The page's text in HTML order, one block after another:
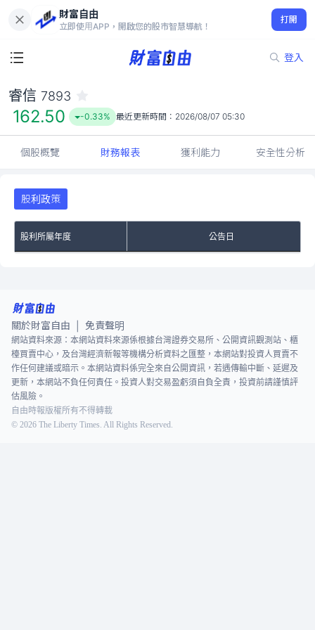
財富自由
立即使用APP，開啟您的股市智慧導航！
打開
登入
162.50
-0.33%
睿信 7893
162.50 -0.33% 最近更新時間： 2026/08/07 05:30
個股概覽 財務報表 獲利能力 安全性分析
股利政策
股利所屬年度 公告日
關於財富自由 免責聲明
網站資料來源：本網站資料來源係根據台灣證券交易所、公開資訊觀測站、櫃
檯買賣中心，及台灣經濟新報等機構分析資料之匯整，本網站對投資人買賣不
作任何建議或暗示。本網站資料係完全來自公開資訊，若遇傳輸中斷、延遲及
更新，本網站不負任何責任。投資人對交易盈虧須自負全責，投資前請謹慎評
估風險。
自由時報版權所有不得轉載
© 2026 The Liberty Times. All Rights Reserved.